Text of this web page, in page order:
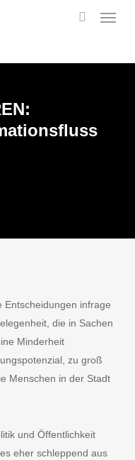
Menu
Entscheidungen infrage
die in Sachen
Minderheit
zu groß
Menschen in der Stadt
und Öffentlichkeit
eher schleppend aus